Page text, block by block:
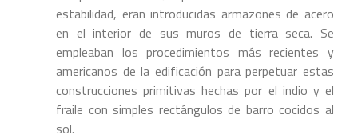
estabilidad, eran introducidas armazones de acero
en el interior de sus muros de tierra seca. Se
empleaban los procedimientos más recientes y
americanos de la edificación para perpetuar estas
construcciones primitivas hechas por el indio y el
fraile con simples rectángulos de barro cocidos al
sol.